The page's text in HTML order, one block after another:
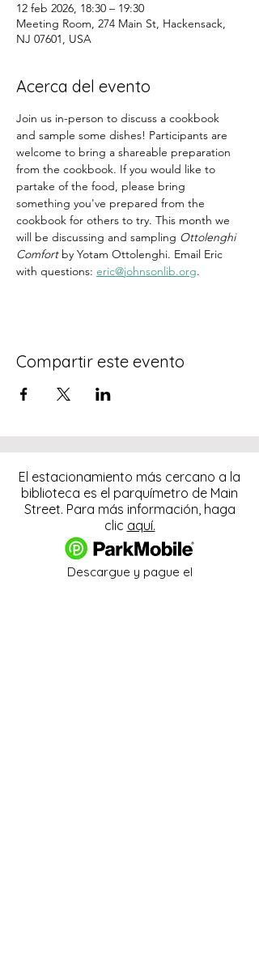
12 feb 2026, 18:30 – 19:30
Meeting Room, 274 Main St, Hackensack,
NJ 07601, USA
Acerca del evento
Join us in-person to discuss a cookbook
and sample some dishes! Participants are
welcome to bring a shareable preparation
from the cookbook. If you would like to
partake of the food, please bring
something you've prepared from the
cookbook for others to try. This month we
will be discussing and sampling Ottolenghi
Comfort by Yotam Ottolenghi. Email Eric
with questions: eric@johnsonlib.org.
Compartir este evento
El estacionamiento más cercano a la
biblioteca es el parquímetro de Main
Street. Para más información, haga
clic aquí.
Descargue y pague el